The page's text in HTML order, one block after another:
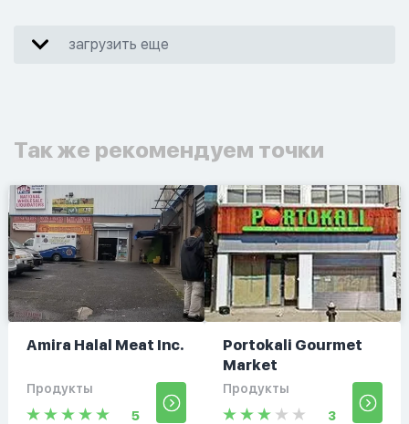
загрузить еще
Так же рекомендуем точки
Amira Halal Meat Inc.
Продукты
5
Portokali Gourmet
Market
Продукты
3